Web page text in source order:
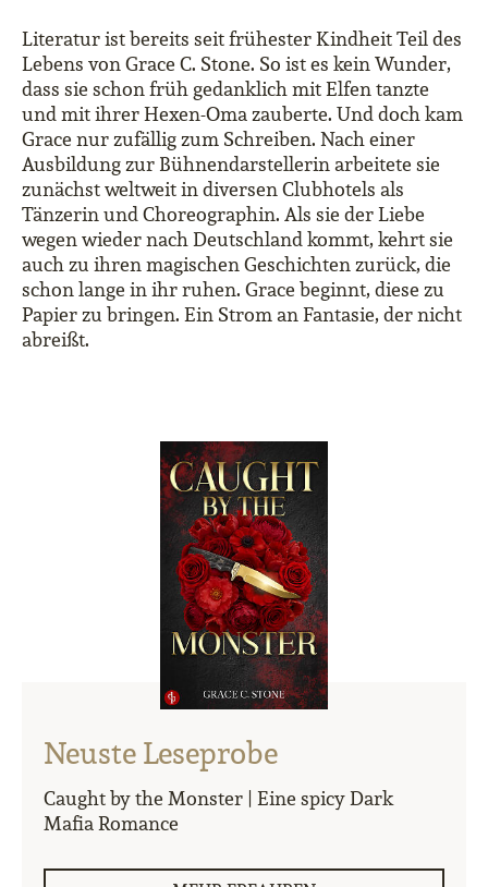
Literatur ist bereits seit frühester Kindheit Teil des
Lebens von Grace C. Stone. So ist es kein Wunder,
dass sie schon früh gedanklich mit Elfen tanzte
und mit ihrer Hexen-Oma zauberte. Und doch kam
Grace nur zufällig zum Schreiben. Nach einer
Ausbildung zur Bühnendarstellerin arbeitete sie
zunächst weltweit in diversen Clubhotels als
Tänzerin und Choreographin. Als sie der Liebe
wegen wieder nach Deutschland kommt, kehrt sie
auch zu ihren magischen Geschichten zurück, die
schon lange in ihr ruhen. Grace beginnt, diese zu
Papier zu bringen. Ein Strom an Fantasie, der nicht
abreißt.
Neuste Leseprobe
Caught by the Monster | Eine spicy Dark
Mafia Romance